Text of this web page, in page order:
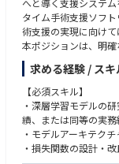
意思決定を行える。
・自律性：自立して
を持って行動できる。
・変化への適応：変
へと導く支援システ
タイム手術支援ソフ
術支援の実現に向けて
本ポジションは、明
を担い、画像認識・動
し、自社プロダクトの
ーです。研究成果は
ニアチームへ橋渡し
【業務内容】
・画像認識、動画理
求める経験 / スキ
【必須スキル】
・深層学習モデルの
績、または同等の実務
・モデルアーキテク
・損失関数の設計・